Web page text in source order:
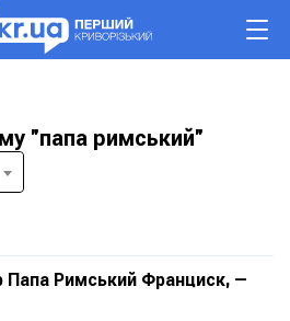
"папа римський"
Папа Римський Франциск, —